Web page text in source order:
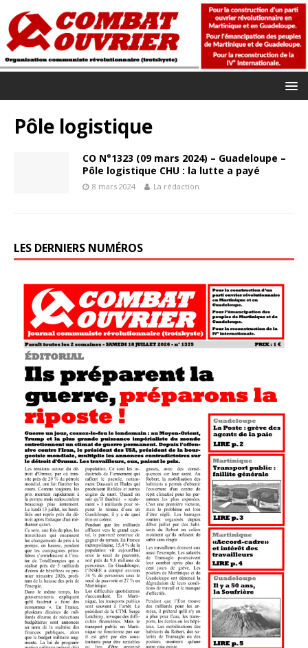
Pôle logistique
CO N°1323 (09 mars 2024) – Guadeloupe –
Pôle logistique CHU : la lutte a payé
8 mars 2024 La rédaction
LES DERNIERS NUMÉROS